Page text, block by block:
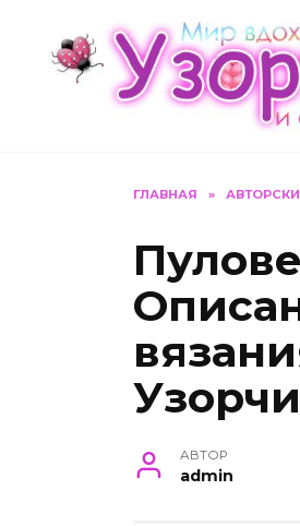
содержанию
ГЛАВНАЯ »
АВТОР
admin